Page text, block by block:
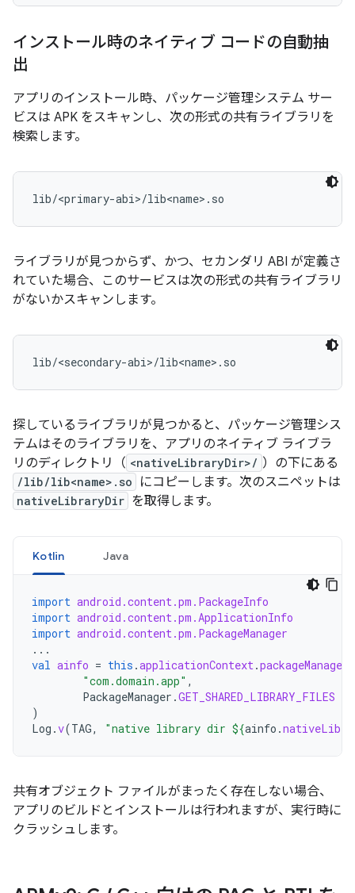
インストール時のネイティブ コードの自動抽
出
アプリのインストール時、パッケージ管理システム サー
ビスは APK をスキャンし、次の形式の共有ライブラリを
検索します。
ライブラリが見つからず、かつ、セカンダリ ABI が定義さ
れていた場合、このサービスは次の形式の共有ライブラリ
がないかスキャンします。
探しているライブラリが見つかると、パッケージ管理シス
テムはそのライブラリを、アプリのネイティブ ライブラ
リのディレクトリ（ <nativeLibraryDir>/ ）の下にある
/lib/lib<name>.so にコピーします。次のスニペットは
nativeLibraryDir を取得します。
Kotlin Java
import android.content.pm.PackageInfo
import android.content.pm.ApplicationInfo
import android.content.pm.PackageManager
...
val ainfo = this .applicationContext.packageManager
"com.domain.app" ,
PackageManager .GET_SHARED_LIBRARY_FILES
)
Log .v(TAG, "native library dir ${ainfo .
共有オブジェクト ファイルがまったく存在しない場合、
アプリのビルドとインストールは行われますが、実行時に
クラッシュします。